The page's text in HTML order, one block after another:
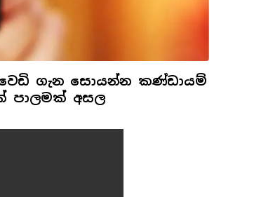
ගැන සොයන්න කණ්ඩායම්
පාලමක් අසල